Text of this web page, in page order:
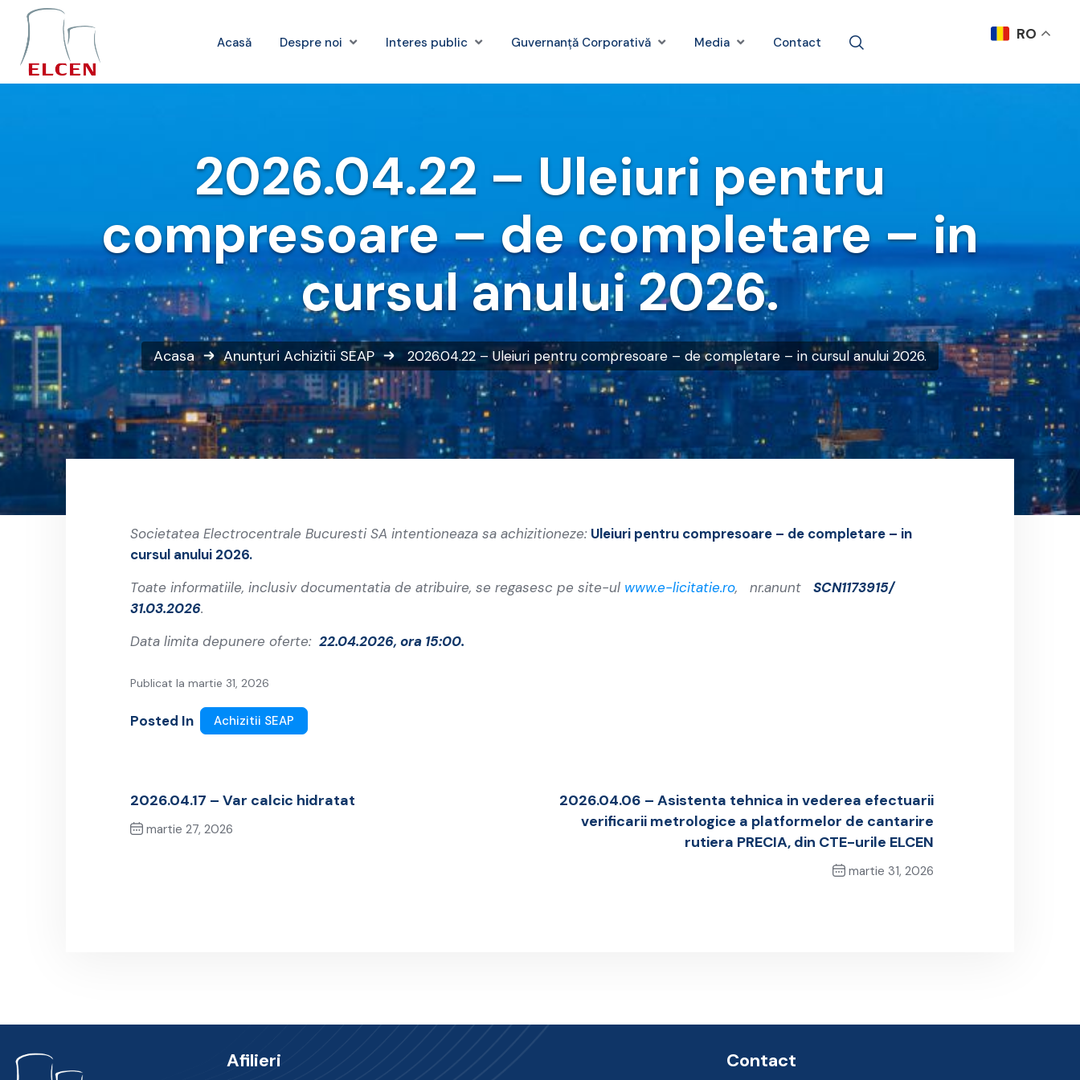
Acasă Despre noi Interes public Guvernanță Corporativă Media Contact
2026.04.22 – Uleiuri pentru
compresoare – de completare – in
cursul anului 2026.
Acasa Anunțuri Achizitii SEAP 2026.04.22 – Uleiuri pentru compresoare – de completare – in cursul anului 2026.
Societatea Electrocentrale Bucuresti SA intentioneaza sa achizitioneze: Uleiuri pentru compresoare – de completare – in
cursul anului 2026.
Toate informatiile, inclusiv documentatia de atribuire, se regasesc pe site-ul www.e-licitatie.ro, nr.anunt SCN1173915/
31.03.2026.
Data limita depunere oferte: 22.04.2026, ora 15:00.
Publicat la martie 31, 2026
Posted In Achizitii SEAP
2026.04.17 – Var calcic hidratat
martie 27, 2026
2026.04.06 – Asistenta tehnica in vederea efectuarii
verificarii metrologice a platformelor de cantarire
rutiera PRECIA, din CTE-urile ELCEN
martie 31, 2026
Afilieri Contact
RO